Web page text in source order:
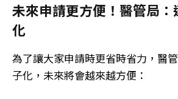
未來申請更方便！ 醫管局：
化
為了讓大家申請時更省時省力，醫
子化，未來將會越來越方便：